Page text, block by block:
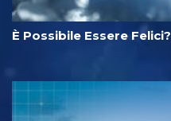
È Possibile Essere Felici?